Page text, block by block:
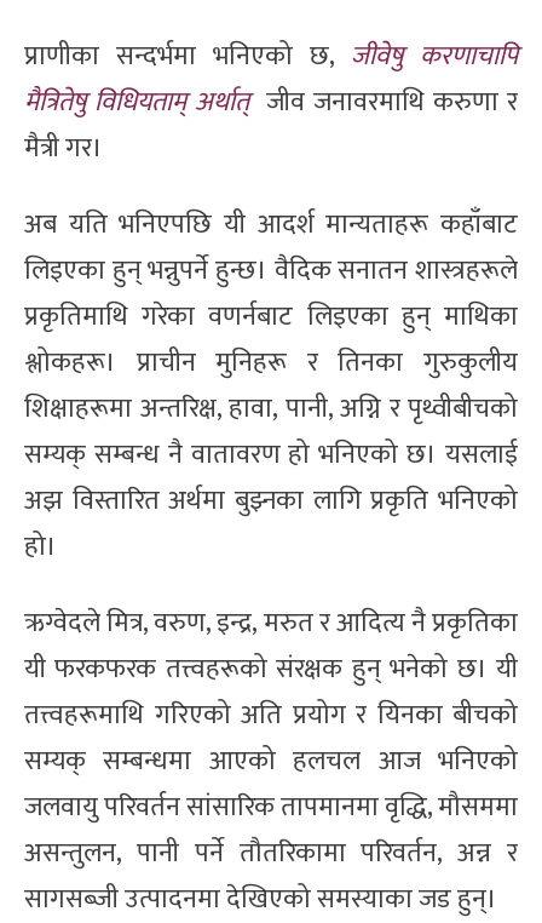
प्राणीका सन्दर्भमा भनिएको छ, जीवेषु करणाचापि
मैत्रितेषु विधियताम् अर्थात् जीव जनावरमाथि करुणा र
मैत्री गर।
अब यति भनिएपछि यी आदर्श मान्यताहरू कहाँबाट
लिइएका हुन् भन्नुपर्ने हुन्छ। वैदिक सनातन शास्त्रहरूले
प्रकृतिमाथि गरेका वणर्नबाट लिइएका हुन् माथिका
श्लोकहरू। प्राचीन मुनिहरू र तिनका गुरुकुलीय
शिक्षाहरूमा अन्तरिक्ष, हावा, पानी, अग्नि र पृथ्वीबीचको
सम्यक् सम्बन्ध नै वातावरण हो भनिएको छ। यसलाई
अझ विस्तारित अर्थमा बुझ्नका लागि प्रकृति भनिएको
हो।
ऋग्वेदले मित्र, वरुण, इन्द्र, मरुत र आदित्य नै प्रकृतिका
यी फरकफरक तत्त्वहरूको संरक्षक हुन् भनेको छ। यी
तत्त्वहरूमाथि गरिएको अति प्रयोग र यिनका बीचको
सम्यक् सम्बन्धमा आएको हलचल आज भनिएको
जलवायु परिवर्तन सांसारिक तापमानमा वृद्धि, मौसममा
असन्तुलन, पानी पर्ने तौतरिकामा परिवर्तन, अन्न र
सागसब्जी उत्पादनमा देखिएको समस्याका जड हुन्।